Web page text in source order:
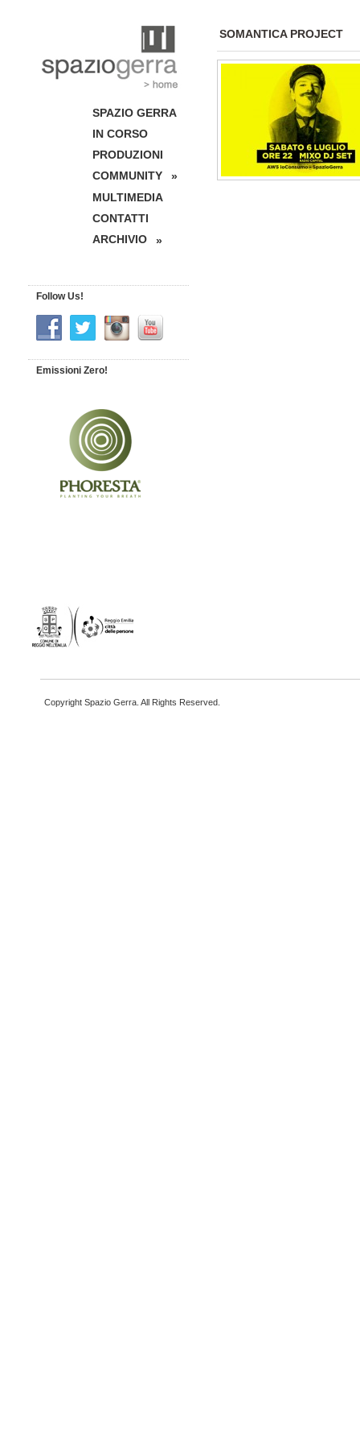
SOMANTICA PROJECT
SPAZIO GERRA
IN CORSO
PRODUZIONI
COMMUNITY
»
MULTIMEDIA
CONTATTI
ARCHIVIO
»
Follow Us!
Emissioni Zero!
Copyright Spazio Gerra. All Rights Reserved.